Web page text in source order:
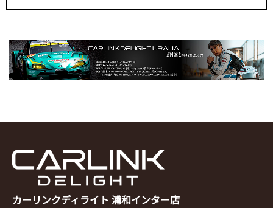
カーリンクディライト 浦和インター店